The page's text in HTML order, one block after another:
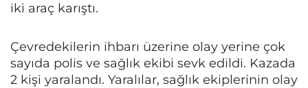
iki araç karıştı.
Çevredekilerin ihbarı üzerine olay yerine çok
sayıda polis ve sağlık ekibi sevk edildi. Kazada
2 kişi yaralandı. Yaralılar, sağlık ekiplerinin olay